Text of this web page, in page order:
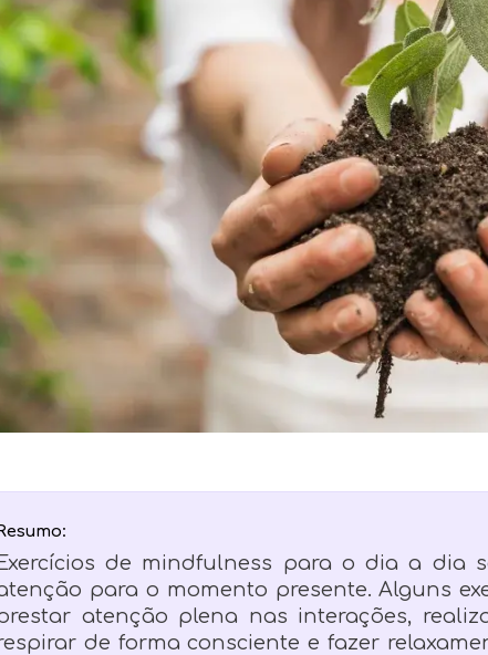
Exercícios de mindfulness para o dia a dia
para o momento presente. Alguns
atenção plena nas interações,
de forma consciente e fazer